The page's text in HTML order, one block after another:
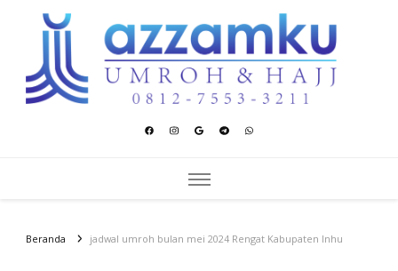
Azzamku Umroh dan Hajj
Beranda jadwal umroh bulan mei 2024 Rengat Kabupaten Inhu